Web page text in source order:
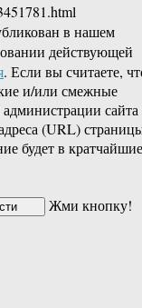
в нашем
действующей
. Если вы считаете,
и/или смежные
сайта
(URL)
будет в кратчайшие
Жми кнопку!